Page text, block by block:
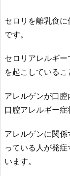
セロリを離乳食
です。
セロリアレルギ
を起こしているこ
アレルゲンが口腔
口腔アレルギー症
アレルゲンに関
っている人が発
います。